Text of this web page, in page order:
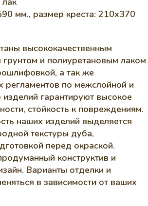
мм., размер креста: 210х370
высококачественным
и полиуретановым лаком
а так же
регламентов по межслойной и
гарантируют высокое
стойкость к повреждениям.
наших изделий выделяется
текстуры дуба,
перед окраской.
конструктив и
Варианты отделки и
в зависимости от ваших